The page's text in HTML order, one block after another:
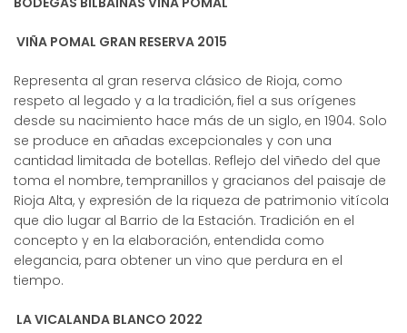
VIÑA POMAL GRAN RESERVA 2015
Representa al gran reserva clásico de Rioja, como
respeto al legado y a la tradición, fiel a sus orígenes
desde su nacimiento hace más de un siglo, en 1904. Solo
se produce en añadas excepcionales y con una
cantidad limitada de botellas. Reflejo del viñedo del que
toma el nombre, tempranillos y gracianos del paisaje de
Rioja Alta, y expresión de la riqueza de patrimonio vitícola
que dio lugar al Barrio de la Estación. Tradición en el
concepto y en la elaboración, entendida como
elegancia, para obtener un vino que perdura en el
tiempo.
LA VICALANDA BLANCO 2022